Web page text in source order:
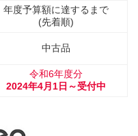
年度予算額に達するまで
(先着順)
中古品
令和6年度分
2024年4月1日～受付中